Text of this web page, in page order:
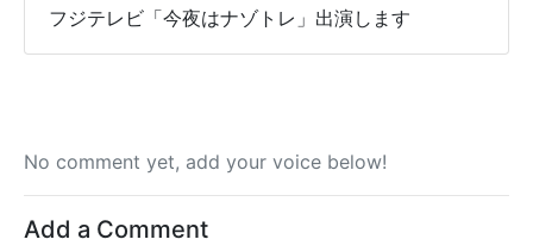
フジテレビ「今夜はナゾトレ」出演します
No comment yet, add your voice below!
Add a Comment